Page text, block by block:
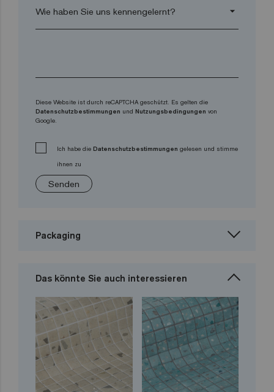
arrow_drop_down
Diese Website ist durch reCAPTCHA geschützt. Es gelten die
Datenschutzbestimmungen und Nutzungsbedingungen von
Google.
Ich habe die Datenschutzbestimmungen gelesen und stimme
ihnen zu
Senden
Packaging
Das könnte Sie auch interessieren